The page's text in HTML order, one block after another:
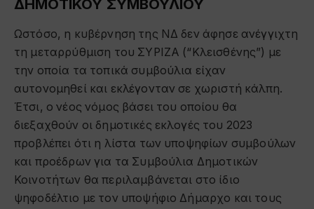
ΔΗΜΟΤΙΚΟΥ ΣΥΜΒΟΥΛΙΟΥ
Ωστόσο, η κυβέρνηση της ΝΔ δεν άφησε ανέγγιχτη
τη μεταρρύθμιση του ΣΥΡΙΖΑ (“Κλεισθένης”) με
την οποία τα τοπικά συμβούλια είχαν
αυτονομηθεί και εκλέγονταν σε χωριστή κάλπη.
Έτσι, ο νέος νόμος βάσει του οποίου θα
διεξαχθούν οι δημοτικές εκλογές του 2023
προβλέπει ότι η λίστα των υποψηφίων συμβούλων
και προέδρων για τα Συμβούλια Δημοτικών
Κοινοτήτων θα περιλαμβάνεται στο ίδιο
ψηφοδέλτιο με τον υποψήφιο Δήμαρχο και τους